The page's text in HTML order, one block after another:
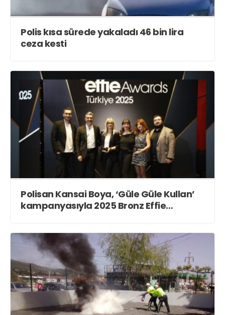
Polis kısa sürede yakaladı 46 bin lira
ceza kesti
Polisan Kansai Boya, ‘Güle Güle Kullan’
kampanyasıyla 2025 Bronz Effie